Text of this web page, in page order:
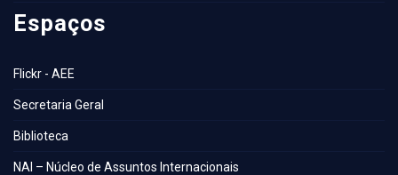
Espaços
Flickr - AEE
Secretaria Geral
Biblioteca
NAI – Núcleo de Assuntos Internacionais